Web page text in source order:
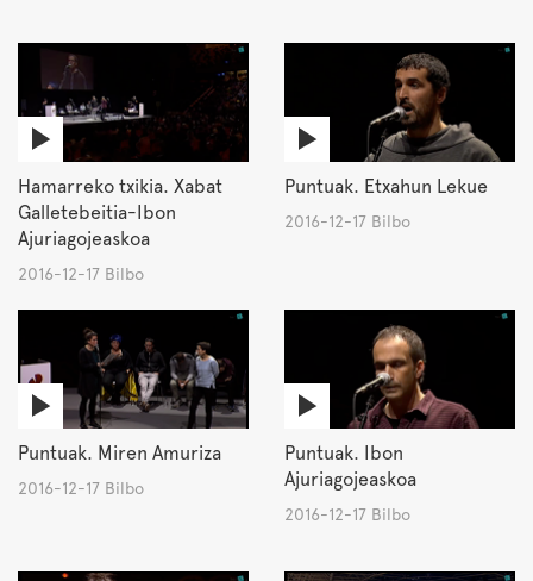
Hamarreko txikia. Xabat
Galletebeitia-Ibon
Ajuriagojeaskoa
2016-12-17 Bilbo
Puntuak. Etxahun Lekue
2016-12-17 Bilbo
Puntuak. Miren Amuriza
2016-12-17 Bilbo
Puntuak. Ibon
Ajuriagojeaskoa
2016-12-17 Bilbo